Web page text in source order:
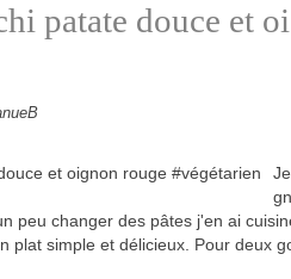
patate douce et
peu changer des pâtes j'en ai
plat simple et délicieux. Pour deux